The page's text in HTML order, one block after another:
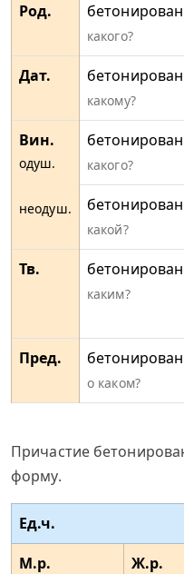
Род.
какого?
Дат.
какому?
Вин.
одуш.
неодуш.
какого?
какой?
Тв.
каким?
Пред.
о каком?
Причастие
форму.
Ед.ч.
М.р. Ж.р.